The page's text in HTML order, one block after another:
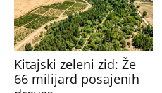
Kitajski zeleni zid: Že
66 milijard posajenih